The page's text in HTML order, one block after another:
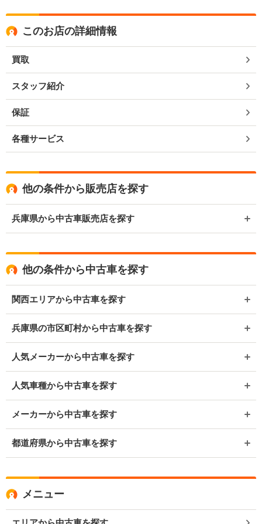
このお店の詳細情報
買取
スタッフ紹介
保証
各種サービス
他の条件から販売店を探す
兵庫県から中古車販売店を探す
他の条件から中古車を探す
関西エリアから中古車を探す
兵庫県の市区町村から中古車を探す
人気メーカーから中古車を探す
人気車種から中古車を探す
メーカーから中古車を探す
都道府県から中古車を探す
メニュー